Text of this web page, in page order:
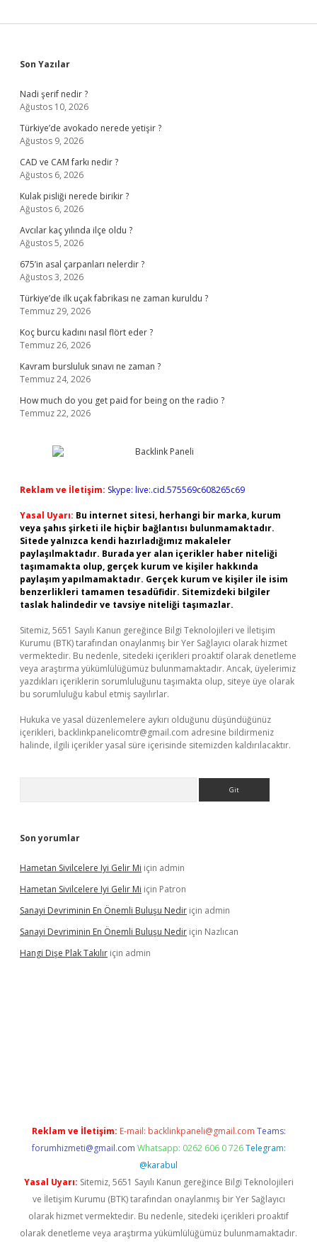
Sidebar
Son Yazılar
Nadi şerif nedir ?
Ağustos 10, 2026
Türkiye’de avokado nerede yetişir ?
Ağustos 9, 2026
CAD ve CAM farkı nedir ?
Ağustos 6, 2026
Kulak pisliği nerede birikir ?
Ağustos 6, 2026
Avcılar kaç yılında ilçe oldu ?
Ağustos 5, 2026
675’in asal çarpanları nelerdir ?
Ağustos 3, 2026
Türkiye’de ilk uçak fabrikası ne zaman kuruldu ?
Temmuz 29, 2026
Koç burcu kadını nasıl flört eder ?
Temmuz 26, 2026
Kavram bursluluk sınavı ne zaman ?
Temmuz 24, 2026
How much do you get paid for being on the radio ?
Temmuz 22, 2026
Reklam ve İletişim: Skype: live:.cid.575569c608265c69
Yasal Uyarı: Bu internet sitesi, herhangi bir marka, kurum
veya şahıs şirketi ile hiçbir bağlantısı bulunmamaktadır.
Sitede yalnızca kendi hazırladığımız makaleler
paylaşılmaktadır. Burada yer alan içerikler haber niteliği
taşımamakta olup, gerçek kurum ve kişiler hakkında
paylaşım yapılmamaktadır. Gerçek kurum ve kişiler ile isim
benzerlikleri tamamen tesadüfidir. Sitemizdeki bilgiler
taslak halindedir ve tavsiye niteliği taşımazlar.
Sitemiz, 5651 Sayılı Kanun gereğince Bilgi Teknolojileri ve İletişim
Kurumu (BTK) tarafından onaylanmış bir Yer Sağlayıcı olarak hizmet
vermektedir. Bu nedenle, sitedeki içerikleri proaktif olarak denetleme
veya araştırma yükümlülüğümüz bulunmamaktadır. Ancak, üyelerimiz
yazdıkları içeriklerin sorumluluğunu taşımakta olup, siteye üye olarak
bu sorumluluğu kabul etmiş sayılırlar.
Hukuka ve yasal düzenlemelere aykırı olduğunu düşündüğünüz
içerikleri, backlinkpanelicomtr@gmail.com adresine bildirmeniz
halinde, ilgili içerikler yasal süre içerisinde sitemizden kaldırılacaktır.
Son yorumlar
Hametan Sivilcelere Iyi Gelir Mi için admin
Hametan Sivilcelere Iyi Gelir Mi için Patron
Sanayi Devriminin En Önemli Buluşu Nedir için admin
Sanayi Devriminin En Önemli Buluşu Nedir için Nazlıcan
Hangi Dişe Plak Takılır için admin
Reklam ve İletişim: E-mail: backlinkpaneli@gmail.com Teams:
forumhizmeti@gmail.com Whatsapp: 0262 606 0 726 Telegram:
@karabul
Yasal Uyarı: Sitemiz, 5651 Sayılı Kanun gereğince Bilgi Teknolojileri
ve İletişim Kurumu (BTK) tarafından onaylanmış bir Yer Sağlayıcı
olarak hizmet vermektedir. Bu nedenle, sitedeki içerikleri proaktif
olarak denetleme veya araştırma yükümlülüğümüz bulunmamaktadır.